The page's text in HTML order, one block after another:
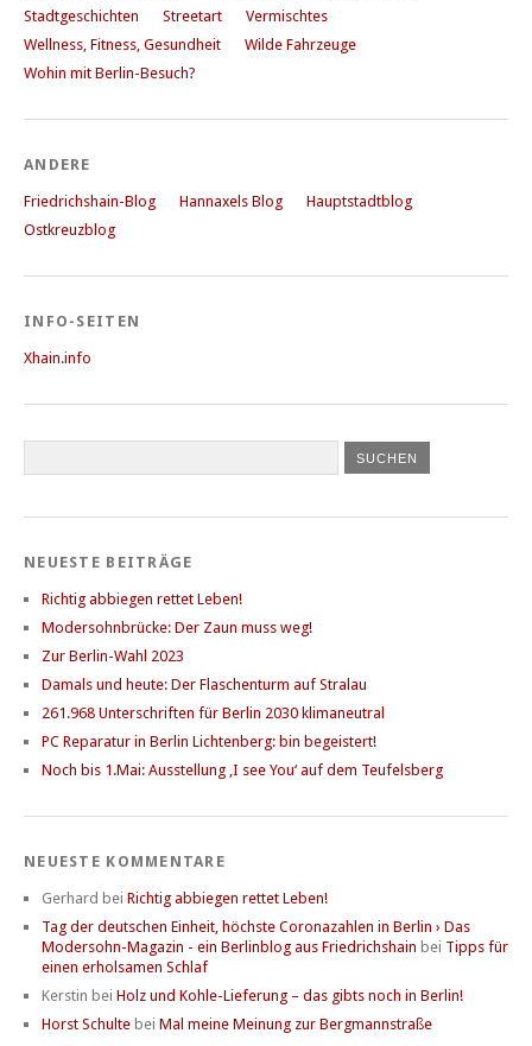
Stadtgeschichten
Streetart
Vermischtes
Wellness, Fitness, Gesundheit
Wilde Fahrzeuge
Wohin mit Berlin-Besuch?
ANDERE
Friedrichshain-Blog Hannaxels Blog
Hauptstadtblog
Ostkreuzblog
INFO-SEITEN
Xhain.info
NEUESTE BEITRÄGE
Richtig abbiegen rettet Leben!
Modersohnbrücke: Der Zaun muss weg!
Zur Berlin-Wahl 2023
Damals und heute: Der Flaschenturm auf Stralau
261.968 Unterschriften für Berlin 2030 klimaneutral
PC Reparatur in Berlin Lichtenberg: bin begeistert!
Noch bis 1.Mai: Ausstellung ‚I see You‘ auf dem Teufelsberg
NEUESTE KOMMENTARE
Gerhard bei Richtig abbiegen rettet Leben!
Tag der deutschen Einheit, höchste Coronazahlen in Berlin › Das
Modersohn-Magazin - ein Berlinblog aus Friedrichshain bei Tipps für
einen erholsamen Schlaf
Kerstin bei Holz und Kohle-Lieferung – das gibts noch in Berlin!
Horst Schulte bei Mal meine Meinung zur Bergmannstraße